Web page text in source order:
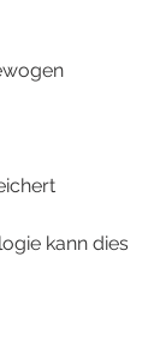
kann dies